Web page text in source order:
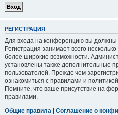
РЕГИСТРАЦИЯ
Для входа на конференцию вы должны
Регистрация занимает всего
более широкие возможности.
установлены также дополнительные
пользователей. Прежде чем
ознакомиться с правилами и
Помните, что ваше присутствие на
правилами.
Общие правила | Соглашение о